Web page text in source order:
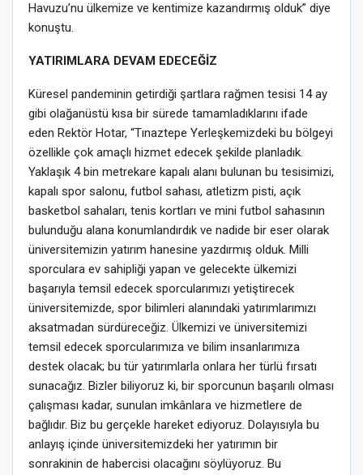
Havuzu’nu ülkemize ve kentimize kazandırmış olduk” diye
konuştu.
YATIRIMLARA DEVAM EDECEĞİZ
Küresel pandeminin getirdiği şartlara rağmen tesisi 14 ay
gibi olağanüstü kısa bir sürede tamamladıklarını ifade
eden Rektör Hotar, “Tınaztepe Yerleşkemizdeki bu bölgeyi
özellikle çok amaçlı hizmet edecek şekilde planladık.
Yaklaşık 4 bin metrekare kapalı alanı bulunan bu tesisimizi,
kapalı spor salonu, futbol sahası, atletizm pisti, açık
basketbol sahaları, tenis kortları ve mini futbol sahasının
bulunduğu alana konumlandırdık ve nadide bir eser olarak
üniversitemizin yatırım hanesine yazdırmış olduk. Milli
sporculara ev sahipliği yapan ve gelecekte ülkemizi
başarıyla temsil edecek sporcularımızı yetiştirecek
üniversitemizde, spor bilimleri alanındaki yatırımlarımızı
aksatmadan sürdüreceğiz. Ülkemizi ve üniversitemizi
temsil edecek sporcularımıza ve bilim insanlarımıza
destek olacak; bu tür yatırımlarla onlara her türlü fırsatı
sunacağız. Bizler biliyoruz ki, bir sporcunun başarılı olması
çalışması kadar, sunulan imkânlara ve hizmetlere de
bağlıdır. Biz bu gerçekle hareket ediyoruz. Dolayısıyla bu
anlayış içinde üniversitemizdeki her yatırımın bir
sonrakinin de habercisi olacağını söylüyoruz. Bu